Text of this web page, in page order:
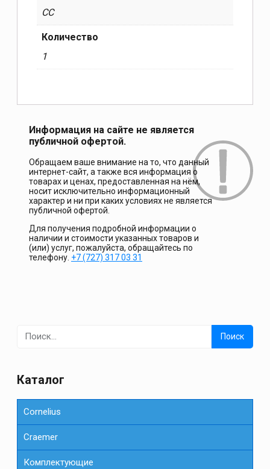
CC
Количество
1
Информация на сайте не является
публичной офертой.
Обращаем ваше внимание на то, что данный
интернет-сайт, а также вся информация о
товарах и ценах, предоставленная на нём,
носит исключительно информационный
характер и ни при каких условиях не является
публичной офертой.
Для получения подробной информации о
наличии и стоимости указанных товаров и
(или) услуг, пожалуйста, обращайтесь по
телефону. +7 (727) 317 03 31
Каталог
Cornelius
Сraemer
Комплектующие